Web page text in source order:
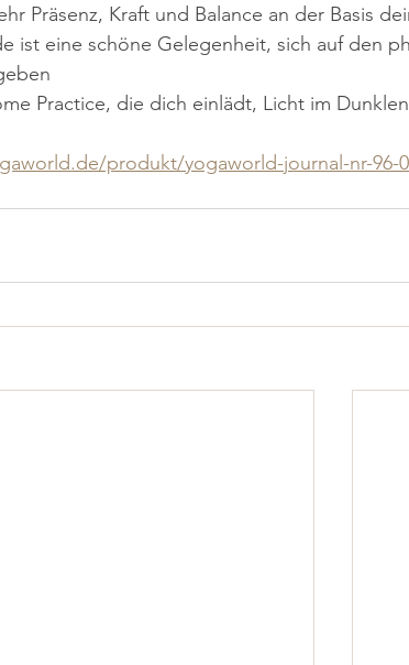
Präsenz, Kraft und Balance an der Basis
ist eine schöne Gelegenheit, sich auf den
Practice, die dich einlädt, Licht im
produkt/yogaworld-journal-nr-96-